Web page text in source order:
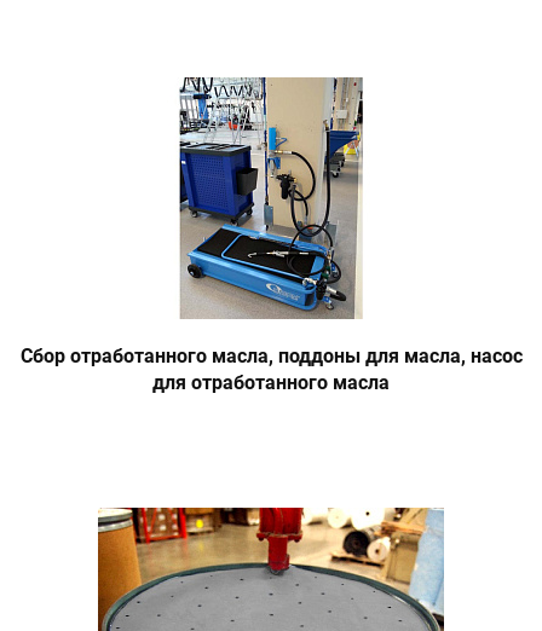
Сбор отработанного масла, поддоны для масла, насос
для отработанного масла